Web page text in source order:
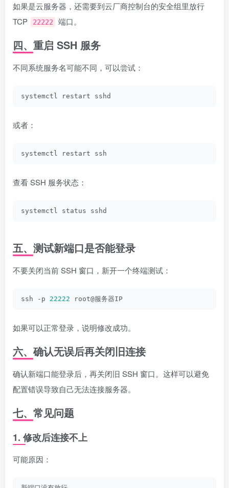
如果是云服务器，还需要到云厂商控制台的安全组里放行
TCP
22222 端口。
四、重启 SSH 服务
不同系统服务名可能不同，可以尝试：
systemctl restart sshd
或者：
systemctl restart ssh
查看 SSH 服务状态：
systemctl status sshd
五、测试新端口是否能登录
不要关闭当前 SSH 窗口，新开一个终端测试：
ssh -p 22222 root@服务器IP
如果可以正常登录，说明修改成功。
六、确认无误后再关闭旧连接
确认新端口能登录后，再关闭旧 SSH 窗口。这样可以避免
配置错误导致自己无法连接服务器。
七、常见问题
1. 修改后连接不上
可能原因：